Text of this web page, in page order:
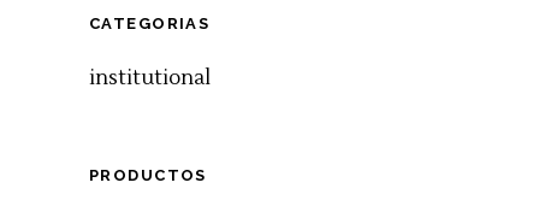
CATEGORIAS
institutional
PRODUCTOS